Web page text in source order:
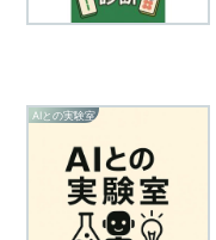
AIとの実験室